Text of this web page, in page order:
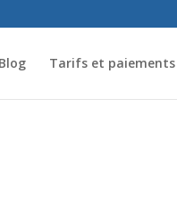
Blog Tarifs et paiements